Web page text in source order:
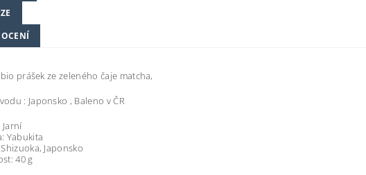
prášek ze zeleného čaje matcha,
: Japonsko , Baleno v ČR
Jarní
Yabukita
Japonsko
40 g